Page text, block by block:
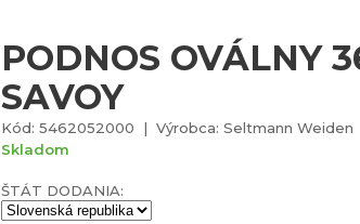
PODNOS OVÁLNY
SAVOY
Kód: 5462052000 | Výrobca: Seltmann Weiden
Skladom
ŠTÁT DODANIA: